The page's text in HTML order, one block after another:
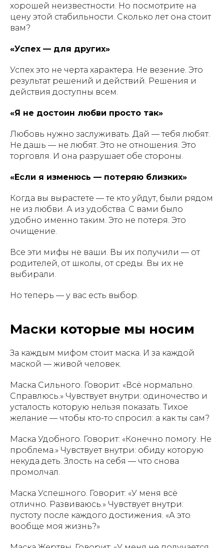
хорошей неизвестности. Но посмотрите на
цену этой стабильности. Сколько лет она стоит
вам?
«Успех — для других»
Успех это не черта характера. Не везение. Это
результат решений и действий. Решения и
действия доступны всем.
«Я не достоин любви просто так»
Любовь нужно заслуживать. Дай — тебя любят.
Не дашь — не любят. Это не отношения. Это
торговля. И она разрушает обе стороны.
«Если я изменюсь — потеряю близких»
Когда вы вырастете — те кто уйдут, были рядом
не из любви. А из удобства. С вами было
удобно именно таким. Это не потеря. Это
очищение.
Все эти мифы не ваши. Вы их получили — от
родителей, от школы, от среды. Вы их не
выбирали.
Но теперь — у вас есть выбор.
Маски которые мы носим
За каждым мифом стоит маска. И за каждой
маской — живой человек.
Маска Сильного. Говорит: «Всё нормально.
Справлюсь.» Чувствует внутри: одиночество и
усталость которую нельзя показать. Тихое
желание — чтобы кто-то спросил: а как ты сам?
Маска Удобного. Говорит: «Конечно помогу. Не
проблема.» Чувствует внутри: обиду которую
некуда деть. Злость на себя — что снова
промолчал.
Маска Успешного. Говорит: «У меня всё
отлично. Развиваюсь.» Чувствует внутри:
пустоту после каждого достижения. «А это
вообще моя жизнь?»